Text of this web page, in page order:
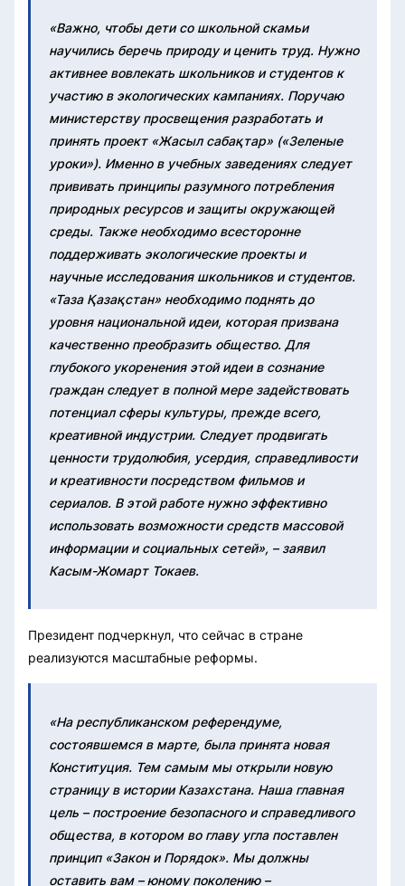
«Важно, чтобы дети со школьной скамьи
научились беречь природу и ценить труд. Нужно
активнее вовлекать школьников и студентов к
участию в экологических кампаниях. Поручаю
министерству просвещения разработать и
принять проект «Жасыл сабақтар» («Зеленые
уроки»). Именно в учебных заведениях следует
прививать принципы разумного потребления
природных ресурсов и защиты окружающей
среды. Также необходимо всесторонне
поддерживать экологические проекты и
научные исследования школьников и студентов.
«Таза Қазақстан» необходимо поднять до
уровня национальной идеи, которая призвана
качественно преобразить общество. Для
глубокого укоренения этой идеи в сознание
граждан следует в полной мере задействовать
потенциал сферы культуры, прежде всего,
креативной индустрии. Следует продвигать
ценности трудолюбия, усердия, справедливости
и креативности посредством фильмов и
сериалов. В этой работе нужно эффективно
использовать возможности средств массовой
информации и социальных сетей», – заявил
Касым-Жомарт Токаев.
Президент подчеркнул, что сейчас в стране
реализуются масштабные реформы.
«На республиканском референдуме,
состоявшемся в марте, была принята новая
Конституция. Тем самым мы открыли новую
страницу в истории Казахстана. Наша главная
цель – построение безопасного и справедливого
общества, в котором во главу угла поставлен
принцип «Закон и Порядок». Мы должны
оставить вам – юному поколению –